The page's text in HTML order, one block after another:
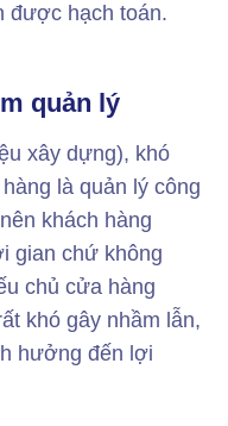
được hạch toán.
quản lý
xây dựng), khó
là quản lý công
khách hàng
gian chứ không
chủ cửa hàng
khó gây nhầm lẫn,
hưởng đến lợi